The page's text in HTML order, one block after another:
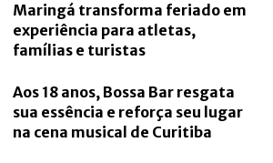
Maringá transforma feriado em
experiência para atletas,
famílias e turistas
Aos 18 anos, Bossa Bar resgata
sua essência e reforça seu lugar
na cena musical de Curitiba